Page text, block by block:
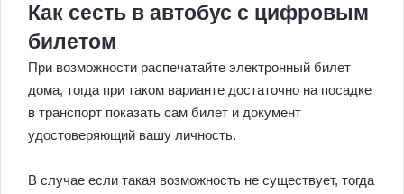
Как сесть в автобус с цифровым
билетом
При возможности распечатайте электронный билет
дома, тогда при таком варианте достаточно на посадке
в транспорт показать сам билет и документ
удостоверяющий вашу личность.
В случае если такая возможность не существует, тогда